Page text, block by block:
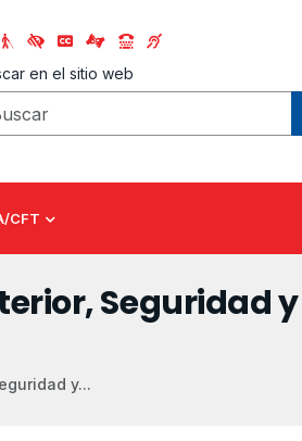
en el sitio web
CFT
Seguridad y
y...